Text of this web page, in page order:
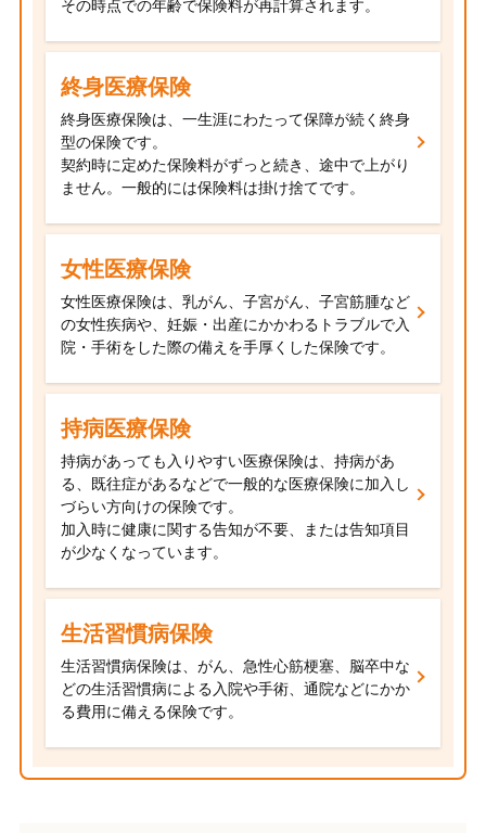
その時点での年齢で保険料が再計算されます。
終身医療保険
終身医療保険は、一生涯にわたって保障が続く終身
型の保険です。
契約時に定めた保険料がずっと続き、途中で上がり
ません。一般的には保険料は掛け捨てです。
女性医療保険
女性医療保険は、乳がん、子宮がん、子宮筋腫など
の女性疾病や、妊娠・出産にかかわるトラブルで入
院・手術をした際の備えを手厚くした保険です。
持病医療保険
持病があっても入りやすい医療保険は、持病があ
る、既往症があるなどで一般的な医療保険に加入し
づらい方向けの保険です。
加入時に健康に関する告知が不要、または告知項目
が少なくなっています。
生活習慣病保険
生活習慣病保険は、がん、急性心筋梗塞、脳卒中な
どの生活習慣病による入院や手術、通院などにかか
る費用に備える保険です。